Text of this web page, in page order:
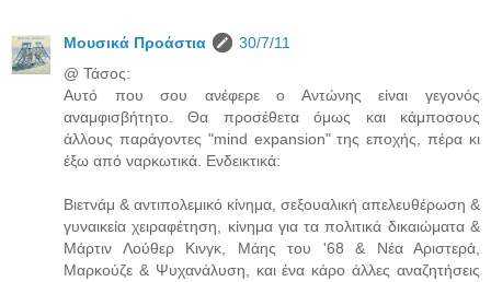
Μουσικά Προάστια
30/7/11
@ Τάσος:
Αυτό που σου ανέφερε ο Αντώνης είναι γεγονός
αναμφισβήτητο. Θα προσέθετα όμως και κάμποσους
άλλους παράγοντες "mind expansion" της εποχής, πέρα κι
έξω από ναρκωτικά. Ενδεικτικά:
Βιετνάμ & αντιπολεμικό κίνημα, σεξουαλική απελευθέρωση &
γυναικεία χειραφέτηση, κίνημα για τα πολιτικά δικαιώματα &
Μάρτιν Λούθερ Κινγκ, Μάης του '68 & Νέα Αριστερά,
Μαρκούζε & Ψυχανάλυση, και ένα κάρο άλλες αναζητήσεις